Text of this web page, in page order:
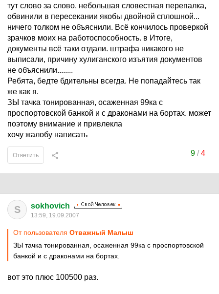
тут слово за слово, небольшая словестная перепалка,
обвинили в пересекании якобы двойной сплошной...
ничего толком не объяснили. Всё кончилось проверкой
зрачков моих на работоспособность. в Итоге,
документы всё таки отдали. штрафа никакого не
выписали, причину хулиганского изъятия документов
не объяснили........
Ребята, бедте бдительны всегда. Не попадайтесь так
же как я.
ЗЫ тачка тонированная, осаженная 99ка с
проспортовской банкой и с драконами на бортах. может
поэтому внимание и привлекла
хочу жалобу написать
9/4
Ответить
S sokhovich
13:59, 19.09.2007
От пользователя Отважный Малыш
ЗЫ тачка тонированная, осаженная 99ка с проспортовской
банкой и с драконами на бортах.
вот это плюс 100500 раз.